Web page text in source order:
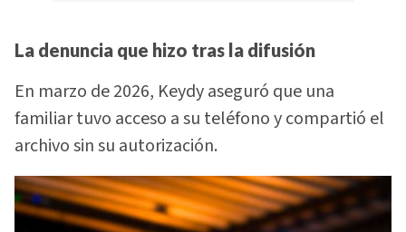
La denuncia que hizo tras la difusión
En marzo de 2026, Keydy aseguró que una
familiar tuvo acceso a su teléfono y compartió el
archivo sin su autorización.